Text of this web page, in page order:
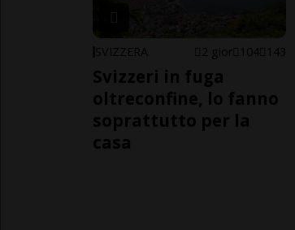
SVIZZERA 2 gior 104 143
Svizzeri in fuga
oltreconfine, lo fanno
soprattutto per la
casa